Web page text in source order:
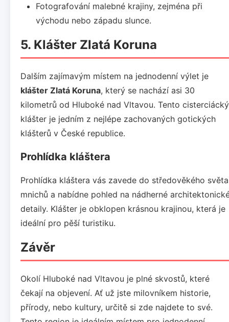
Fotografování malebné krajiny, zejména při
východu nebo západu slunce.
5. Klášter Zlatá Koruna
Dalším zajímavým místem na jednodenní výlet je
klášter Zlatá Koruna, který se nachází asi 30
kilometrů od Hluboké nad Vltavou. Tento cisterciácký
klášter je jedním z nejlépe zachovaných gotických
klášterů v České republice.
Prohlídka kláštera
Prohlídka kláštera vás zavede do středověkého světa
mnichů a nabídne pohled na nádherné
detaily. Klášter je obklopen krásnou krajinou, která je
ideální pro pěší turistiku.
Závěr
Okolí Hluboké nad Vltavou je plné skvostů, které
čekají na objevení. Ať už jste milovníkem historie,
přírody, nebo kultury, určitě si zde najdete to své.